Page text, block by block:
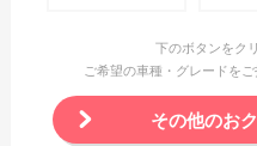
下のボタンをク
ご希望の車種・グレードを
その他のお